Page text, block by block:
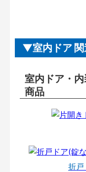
室内ドア
室内ドア・
商品
折戸